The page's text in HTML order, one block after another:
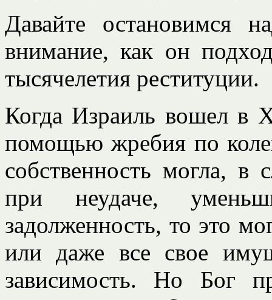
Давайте остановимся
внимание, как он
тысячелетия реституции.
Когда Израиль вошел в
помощью жребия по
собственность могла, в
при неудаче,
задолженность, то это
или даже все свое
зависимость. Но Бог